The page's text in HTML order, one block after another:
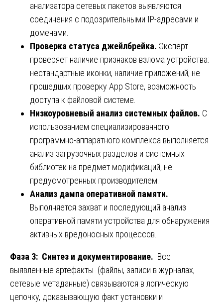
анализатора сетевых пакетов выявляются
соединения с подозрительными IP-адресами и
доменами.
Проверка статуса джейлбрейка. Эксперт
проверяет наличие признаков взлома устройства:
нестандартные иконки, наличие приложений, не
прошедших проверку App Store, возможность
доступа к файловой системе.
Низкоуровневый анализ системных файлов. С
использованием специализированного
программно-аппаратного комплекса выполняется
анализ загрузочных разделов и системных
библиотек на предмет модификаций, не
предусмотренных производителем.
Анализ дампа оперативной памяти.
Выполняется захват и последующий анализ
оперативной памяти устройства для обнаружения
активных вредоносных процессов.
Фаза 3: Синтез и документирование. Все
выявленные артефакты (файлы, записи в журналах,
сетевые метаданные) связываются в логическую
цепочку, доказывающую факт установки и